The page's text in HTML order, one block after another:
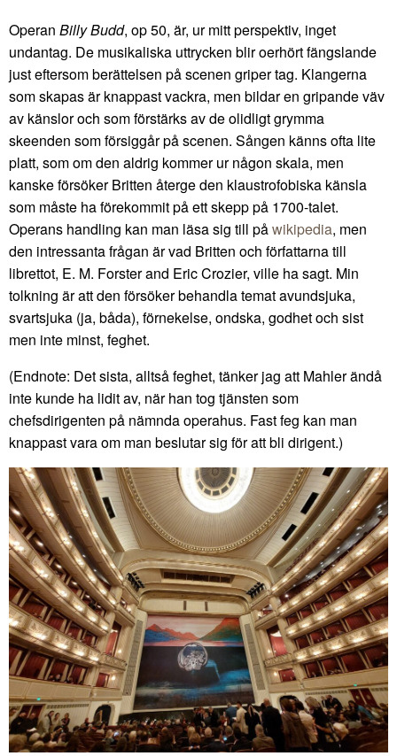
Operan Billy Budd, op 50, är, ur mitt perspektiv, inget
undantag. De musikaliska uttrycken blir oerhört fängslande
just eftersom berättelsen på scenen griper tag. Klangerna
som skapas är knappast vackra, men bildar en gripande väv
av känslor och som förstärks av de olidligt grymma
skeenden som försiggår på scenen. Sången känns ofta lite
platt, som om den aldrig kommer ur någon skala, men
kanske försöker Britten återge den klaustrofobiska känsla
som måste ha förekommit på ett skepp på 1700-talet.
Operans handling kan man läsa sig till påwikipedia, men
den intressanta frågan är vad Britten och författarna till
librettot, E. M. Forster and Eric Crozier, ville ha sagt. Min
tolkning är att den försöker behandla temat avundsjuka,
svartsjuka (ja, båda), förnekelse, ondska, godhet och sist
men inte minst, feghet.
(Endnote: Det sista, alltså feghet, tänker jag att Mahler ändå
inte kunde ha lidit av, när han tog tjänsten som
chefsdirigenten på nämnda operahus. Fast feg kan man
knappast vara om man beslutar sig för att bli dirigent.)